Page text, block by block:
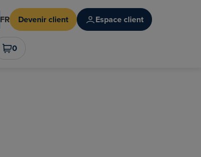
FR Devenir client Espace client
0